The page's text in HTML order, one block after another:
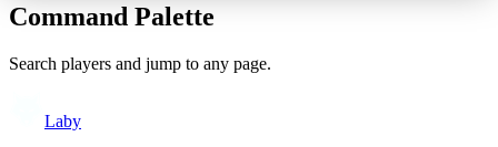
Command Palette
Search players and jump to any page.
Laby